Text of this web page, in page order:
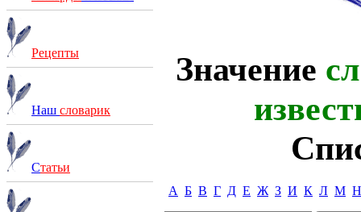
Рецепты
Наш словарик
Статьи
Значение
А Б В Г Д Е Ж З И К Л М Н